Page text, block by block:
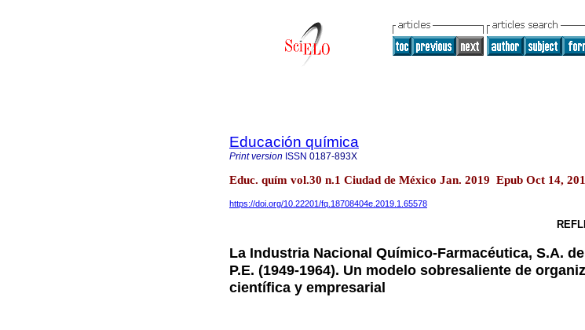
Educación química
Print version ISSN 0187-893X
Educ. quím vol.30 n.1 Ciudad de México Jan. 2019 Epub Oct 14,
https://doi.org/10.22201/fq.18708404e.2019.1.65578
La Industria Nacional Químico-Farmacéutica, S.A. de
P.E. (1949-1964). Un modelo sobresaliente de
científica y empresarial